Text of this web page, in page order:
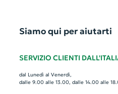
Siamo qui per aiutarti
SERVIZIO CLIENTI
dal Lunedì al Venerdì,
dalle 9.00 alle 13.00, dalle 14.00 alle